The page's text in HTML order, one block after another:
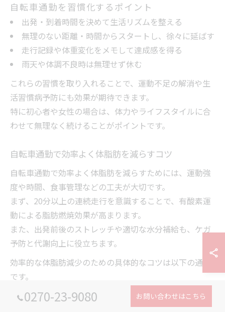
自転車通勤を習慣化するポイント
出発・到着時間を決めて生活リズムを整える
無理のない距離・時間からスタートし、徐々に延ばす
走行記録や体重変化をメモして達成感を得る
雨天や体調不良時は無理せず休む
これらの習慣を取り入れることで、運動不足の解消や生
活習慣病予防にも効果が期待できます。
特に初心者や女性の場合は、体力やライフスタイルに合
わせて無理なく続けることがポイントです。
自転車通勤で効率よく体脂肪を減らすコツ
自転車通勤で効率よく体脂肪を減らすためには、運動強
度や時間、食事管理などの工夫が大切です。
まず、20分以上の連続走行を意識することで、有酸素運
動による脂肪燃焼効果が高まります。
また、出発前後のストレッチや適切な水分補給も、ケガ
予防と代謝向上に役立ちます。
効率的な体脂肪減少のための具体的なコツは以下の通り
です。
体脂肪減少のためのコツ
0270-23-9080 お問い合わせはこちら